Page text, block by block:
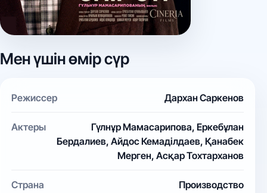
Мен үшін өмір сүр
Режиссер Дархан Саркенов
Актеры
Гүлнұр Мамасарипова, Еркебұлан
Бердалиев, Айдос Кемаділдаев, Қанабек
Мерген, Асқар Тохтарханов
Страна Производство